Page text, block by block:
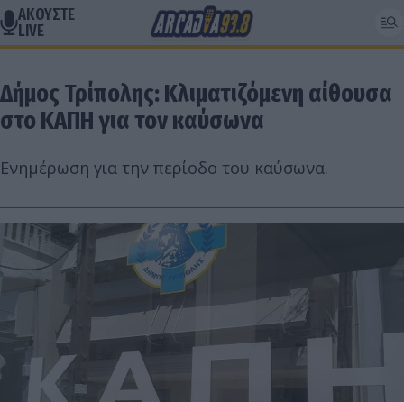
ΑΚΟΥΣΤΕ
LIVE
Δήμος Τρίπολης: Κλιματιζόμενη αίθουσα
στο ΚΑΠΗ για τον καύσωνα
Ενημέρωση για την περίοδο του καύσωνα.